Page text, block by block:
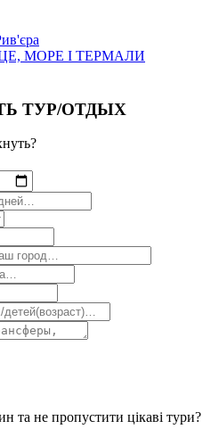
МОРЕ І ТЕРМАЛИ
ТУР/ОТДЫХ
та не пропустити цікаві тури?